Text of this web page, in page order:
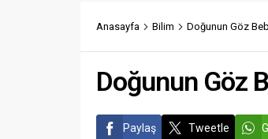
Anasayfa Bilim Doğunun Göz
Doğunun Göz
Paylaş Tweetle